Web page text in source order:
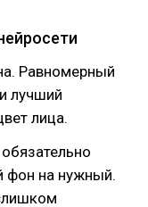
Равномерный
лучший
лица.
фон на нужный.